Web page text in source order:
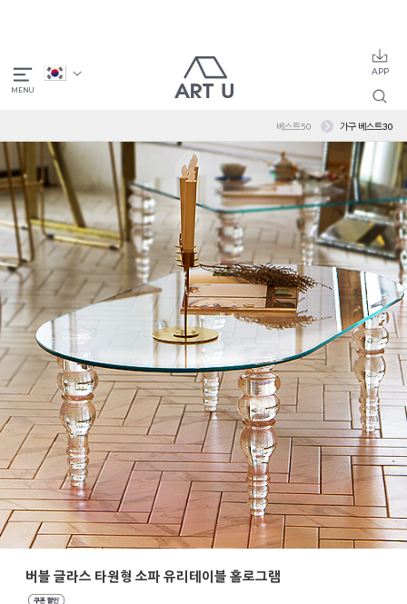
베스트50 가구 베스트30
버블 글라스 타원형 소파 유리테이블 홀로그램